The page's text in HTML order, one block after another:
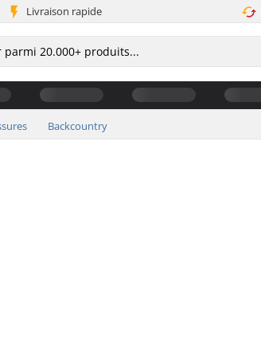
Livraison rapide
Backcountry